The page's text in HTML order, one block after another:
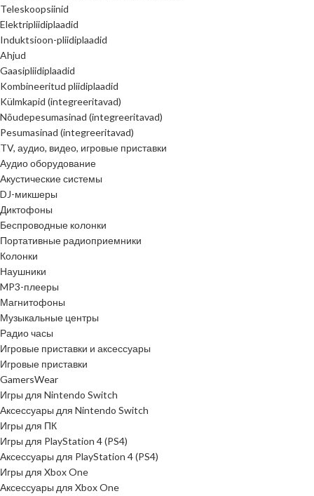
Teleskoopsiinid
Elektripliidiplaadid
Induktsioon-pliidiplaadid
Ahjud
Gaasipliidiplaadid
Kombineeritud pliidiplaadid
Külmkapid (integreeritavad)
Nõudepesumasinad (integreeritavad)
Pesumasinad (integreeritavad)
TV, аудио, видео, игровые приставки
Аудио оборудование
Акустические системы
DJ-микшеры
Диктофоны
Беспроводные колонки
Портативные радиоприемники
Колонки
Наушники
MP3-плееры
Магнитофоны
Музыкальные центры
Радио часы
Игровые приставки и аксессуары
Игровые приставки
GamersWear
Игры для Nintendo Switch
Аксессуары для Nintendo Switch
Игры для ПК
Игры для PlayStation 4 (PS4)
Аксессуары для PlayStation 4 (PS4)
Игры для Xbox One
Аксессуары для Xbox One